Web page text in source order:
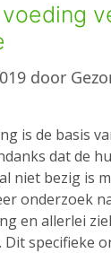
door
is de basis
dat de
niet bezig is
onderzoek
en allerlei
Dit specifieke